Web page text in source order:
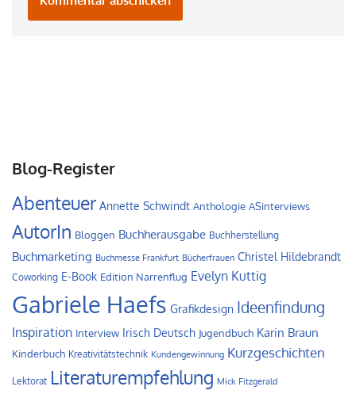
Blog-Register
Abenteuer Annette Schwindt Anthologie ASinterviews
AutorIn Bloggen Buchherausgabe Buchherstellung
Buchmarketing Buchmesse Frankfurt Bücherfrauen Christel Hildebrandt
Coworking E-Book Edition Narrenflug Evelyn Kuttig
Gabriele Haefs Grafikdesign Ideenfindung
Inspiration Interview Irisch Deutsch Jugendbuch Karin Braun
Kinderbuch Kreativitätstechnik Kundengewinnung Kurzgeschichten
Lektorat Literaturempfehlung Mick Fitzgerald